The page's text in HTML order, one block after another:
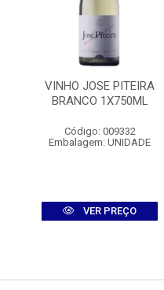
VINHO JOSE PITEIRA
BRANCO 1X750ML
Código: 009332
Embalagem: UNIDADE
VER PREÇO